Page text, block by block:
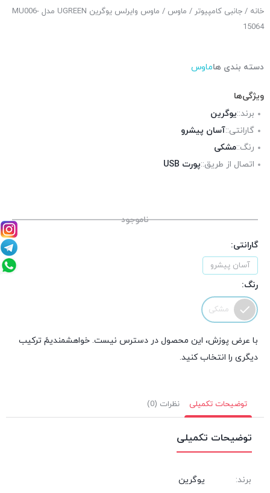
خانه / جانبی کامپیوتر / ماوس
/ ماوس وایرلس یوگرین UGREEN مدل MU006-
15064
دسته بندی هاماوس
ویژگی‌ها
برند::یوگرین
گارانتی::آسان پیشرو
رنگ::مشکی
اتصال از طریق::پورت USB
ناموجود
گارانتی:
آسان پیشرو
رنگ:
مشکی
با عرض پوزش، این محصول در دسترس نیست. خواهشمندیمً ترکیب
دیگری را انتخاب کنید.
توضیحات تکمیلی نظرات (0)
توضیحات تکمیلی
برند: یوگرین